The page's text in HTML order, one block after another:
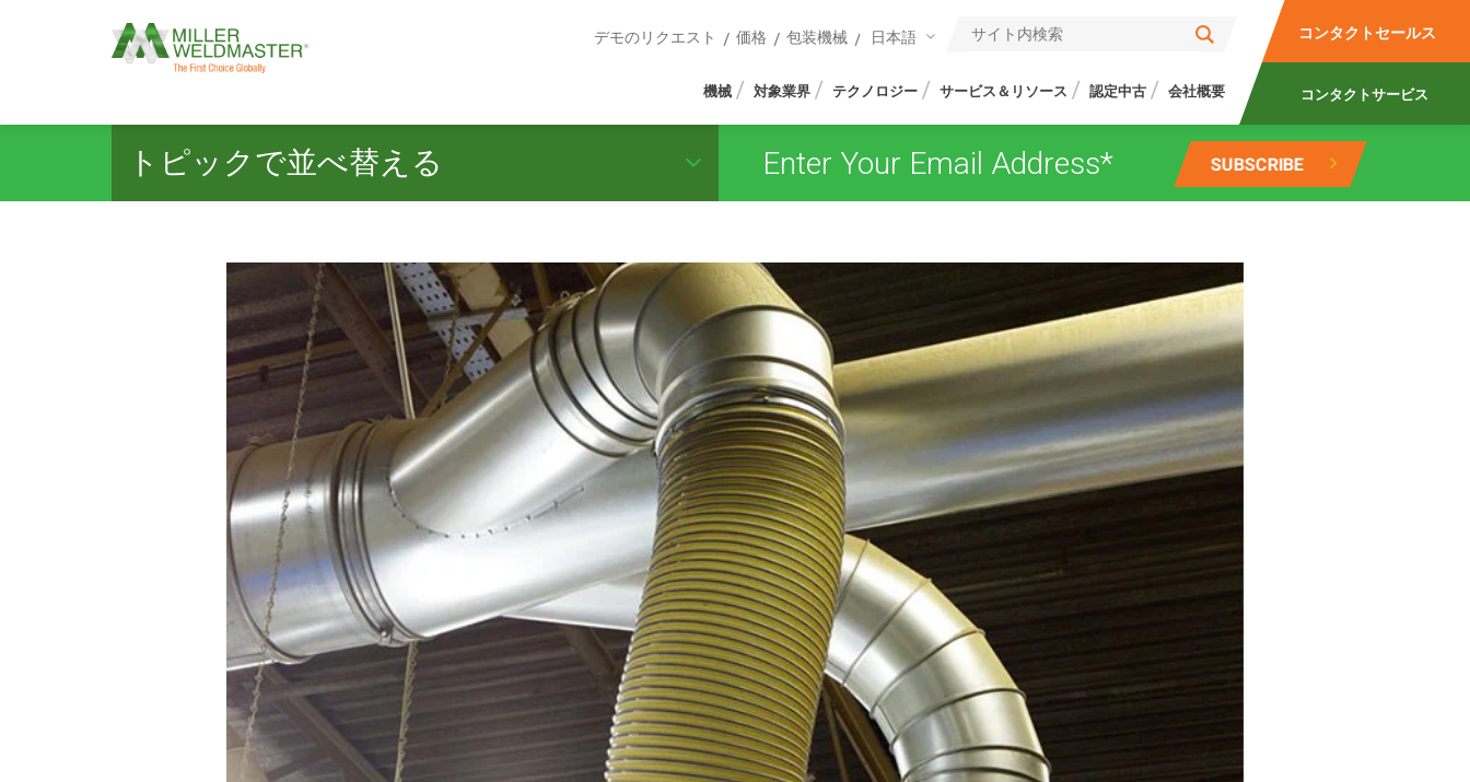
デモのリクエスト 価格 包装機械 日本語
機械 対象業界 テクノロジー サービス＆リソース 認定中古 会社概要
コンタクトセールス
コンタクトサービス
トピックで並べ替える